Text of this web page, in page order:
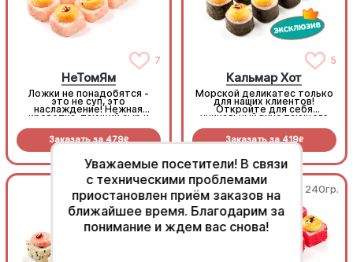
7
НеТомЯм
Ложки не понадобятся -
это не суп, это
наслаждение! Нежная
креветка, тающий сыр и
чипсов. Мы убрали жгучую
остроту, оставив только
глубокий, насыщенный вкус
ноты в уютном,
согревающем формате
(8шт.)
Заказать за 479R
5
Кальмар Хот
Морской деликатес только
для наших клиентов!
Откройте для себя
уникальный вкус тающего
пикантным Спайси с
капелькой сладкого Унаги
Заказать за 419R
240гр.
Уважаемые посетители! В связи
с техническими проблемами
приостановлен приём заказов на
ближайшее время. Благодарим за
понимание и ждем вас снова!